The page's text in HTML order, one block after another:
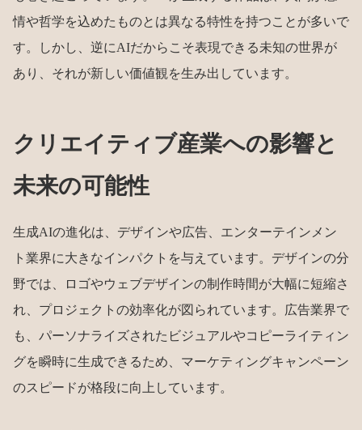
情や哲学を込めたものとは異なる特性を持つことが多いで
す。しかし、逆にAIだからこそ表現できる未知の世界が
あり、それが新しい価値観を生み出しています。
クリエイティブ産業への影響と
未来の可能性
生成AIの進化は、デザインや広告、エンターテインメン
ト業界に大きなインパクトを与えています。デザインの分
野では、ロゴやウェブデザインの制作時間が大幅に短縮さ
れ、プロジェクトの効率化が図られています。広告業界で
も、パーソナライズされたビジュアルやコピーライティン
グを瞬時に生成できるため、マーケティングキャンペーン
のスピードが格段に向上しています。